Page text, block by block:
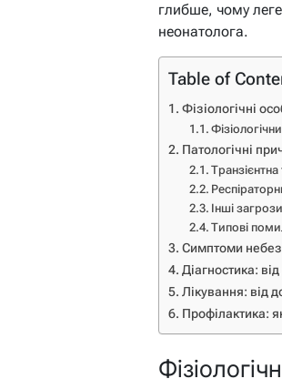
глибше, чому
неонатолога.
Table of
Фізіологічні
Патологічні
Інші
Типові
Симптоми
Діагностика:
Лікування: від
Профілактика: